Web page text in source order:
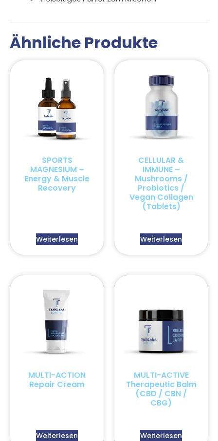
Ähnliche Produkte
SPORTS
MAGNESIUM –
Energy & Muscle
Recovery
Weiterlesen
CELLULAR &
IMMUNE –
Mushrooms /
Probiotics /
Vegan Collagen
(Tablets)
Weiterlesen
MULTI-ACTION
Repair Cream
Weiterlesen
MULTI-ACTIVE
Therapeutic Balm
(CBD / CBN /
CBG)
Weiterlesen